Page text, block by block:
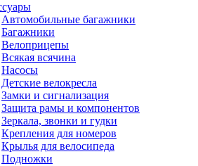
Автомобильные багажники
Багажники
Велоприцепы
Всякая всячина
Насосы
Детские велокресла
Замки и сигнализация
Защита рамы и компонентов
Зеркала, звонки и гудки
Крепления для номеров
Крылья для велосипеда
Подножки